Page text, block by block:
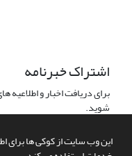
این وب سایت از کوکی ها برای
اشتراک خبرنامه
برای دریافت اخبار و
شوید.